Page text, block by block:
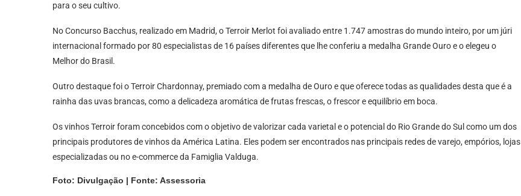
para o seu cultivo.
No Concurso Bacchus, realizado em Madrid, o Terroir Merlot foi avaliado entre 1.747 amostras do mundo inteiro, por um júri
internacional formado por 80 especialistas de 16 países diferentes que lhe conferiu a medalha Grande Ouro e o elegeu o
Melhor do Brasil.
Outro destaque foi o Terroir Chardonnay, premiado com a medalha de Ouro e que oferece todas as qualidades desta que é a
rainha das uvas brancas, como a delicadeza aromática de frutas frescas, o frescor e equilíbrio em boca.
Os vinhos Terroir foram concebidos com o objetivo de valorizar cada varietal e o potencial do Rio Grande do Sul como um dos
principais produtores de vinhos da América Latina. Eles podem ser encontrados nas principais redes de varejo, empórios, lojas
especializadas ou no e-commerce da Famiglia Valduga.
Foto: Divulgação | Fonte: Assessoria